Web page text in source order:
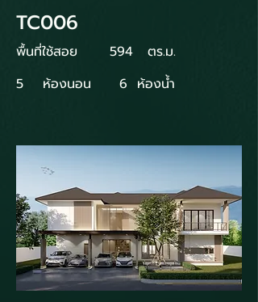
TC006
พื้นที่ใช้สอย 594
ตร.ม.
5
ห้องนอน 6 ห้องน้ำ